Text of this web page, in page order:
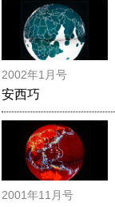
2002年1月号
安西巧
2001年11月号